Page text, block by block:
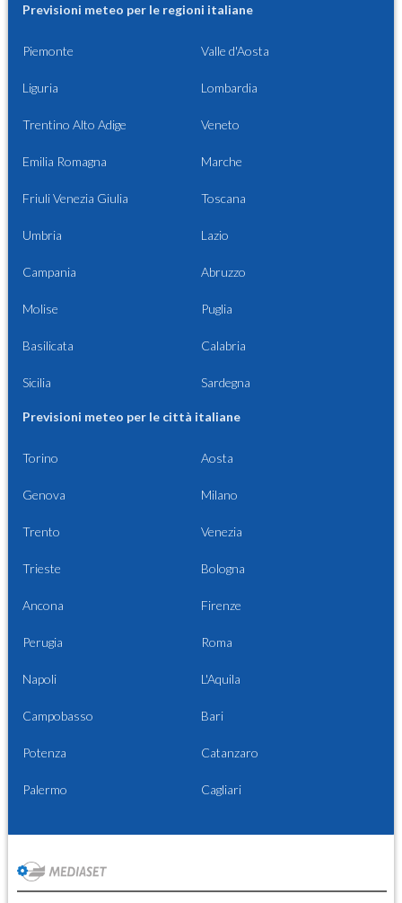
Previsioni meteo per le regioni italiane
Piemonte Valle d'Aosta
Liguria Lombardia
Trentino Alto Adige Veneto
Emilia Romagna Marche
Friuli Venezia Giulia Toscana
Umbria Lazio
Campania Abruzzo
Molise Puglia
Basilicata Calabria
Sicilia Sardegna
Previsioni meteo per le città italiane
Torino Aosta
Genova Milano
Trento Venezia
Trieste Bologna
Ancona Firenze
Perugia Roma
Napoli L'Aquila
Campobasso Bari
Potenza Catanzaro
Palermo Cagliari